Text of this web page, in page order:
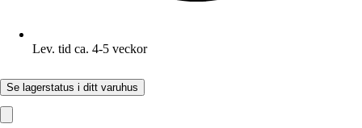
Lev. tid ca. 4-5 veckor
Se lagerstatus i ditt varuhus